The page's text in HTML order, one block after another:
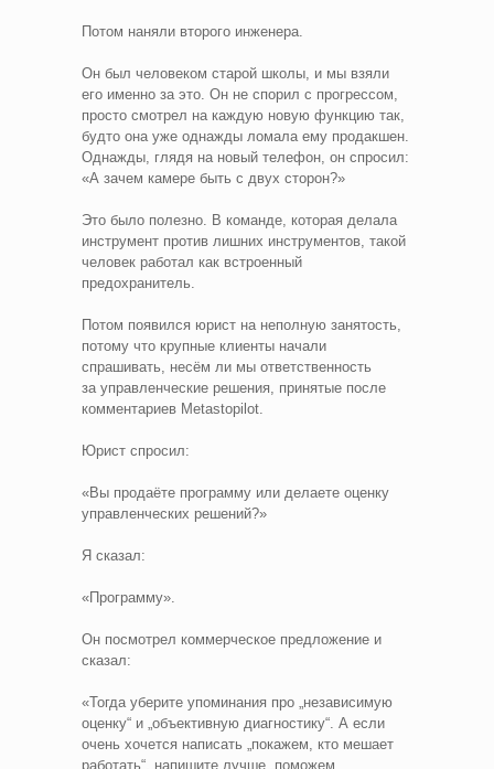
Потом наняли второго инженера.
Он был человеком старой школы, и мы взяли
его именно за это. Он не спорил с прогрессом,
просто смотрел на каждую новую функцию так,
будто она уже однажды ломала ему продакшен.
Однажды, глядя на новый телефон, он спросил:
«А зачем камере быть с двух сторон?»
Это было полезно. В команде, которая делала
инструмент против лишних инструментов, такой
человек работал как встроенный
предохранитель.
Потом появился юрист на неполную занятость,
потому что крупные клиенты начали
спрашивать, несём ли мы ответственность
за управленческие решения, принятые после
комментариев Metastopilot.
Юрист спросил:
«Вы продаёте программу или делаете оценку
управленческих решений?»
Я сказал:
«Программу».
Он посмотрел коммерческое предложение и
сказал:
«Тогда уберите упоминания про „независимую
оценку“ и „объективную диагностику“. А если
очень хочется написать „покажем, кто мешает
работать“, напишите лучше „поможем